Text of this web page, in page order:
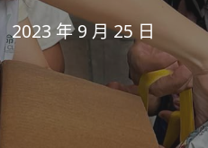
2023 年 9 月 25 日